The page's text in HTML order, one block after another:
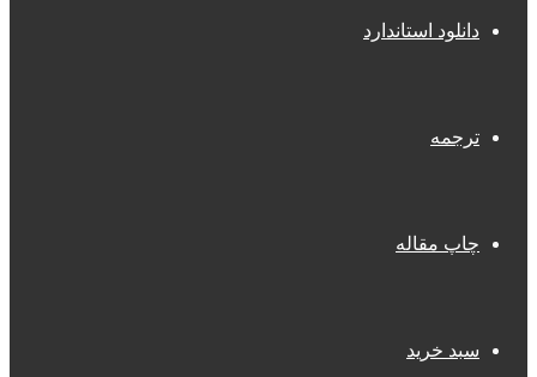
دانلود استاندارد
ترجمه
چاپ مقاله
سبد خرید